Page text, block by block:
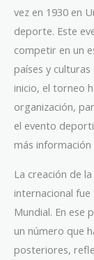
vez en 1930 en
deporte. Este
competir en un
países y
inicio, el torneo
organización,
el evento
más información
La creación de
internacional
Mundial. En
un número que
posteriores,